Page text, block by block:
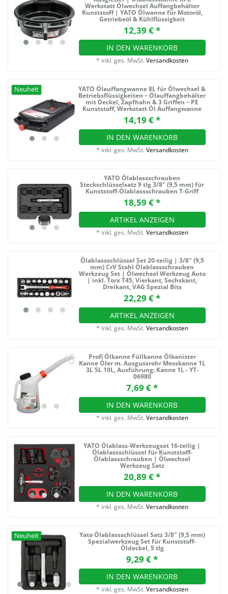
Werkstatt Ölwechsel Auffangbehälter
Kunststoff | YATO Ölwanne für Motoröl,
Getriebeöl & Kühlflüssigkeit
12,39 € *
IN DEN WARENKORB
* inkl. ges. MwSt. Versandkosten
Neuheit YATO Ölauffangwanne 8L für Ölwechsel &
Betriebsflüssigkeiten – Ölauffangbehälter
mit Deckel, Zapfhahn & 3 Griffen – PE
Kunststoff, Werkstatt Öl Auffangwanne
14,19 € *
IN DEN WARENKORB
* inkl. ges. MwSt. Versandkosten
YATO Ölablassschrauben
Steckschlüsselsatz 9 tlg 3/8" (9,5 mm) für
Kunststoff-Ölablassschrauben T-Griff
18,59 € *
ARTIKEL ANZEIGEN
* inkl. ges. MwSt. Versandkosten
Ölablassschlüssel Set 20-teilig | 3/8" (9,5
mm) CrV Stahl Ölablassschrauben
Werkzeug Set | Ölwechsel Werkzeug Auto
| inkl. Torx T45, Vierkant, Sechskant,
Dreikant, VAG Spezial Bits
22,29 € *
ARTIKEL ANZEIGEN
* inkl. ges. MwSt. Versandkosten
Profi Ölkanne Füllkanne Ölkanister
Kanne Öler m. Ausgussrohr Messkanne 1L
3L 5L 10L, Ausführung: Kanne 1L - YT-
06980
7,69 € *
IN DEN WARENKORB
* inkl. ges. MwSt. Versandkosten
YATO Ölablass-Werkzeugset 16-teilig |
Ölablassschlüssel für Kunststoff-
Ölablassschrauben | Ölwechsel
Werkzeug Satz
20,89 € *
IN DEN WARENKORB
* inkl. ges. MwSt. Versandkosten
Neuheit Yato Ölablassschlüssel Satz 3/8" (9,5 mm)
Spezialwerkzeug Set für Kunststoff-
Öldeckel, 5 tlg
9,29 € *
IN DEN WARENKORB
* inkl. ges. MwSt. Versandkosten